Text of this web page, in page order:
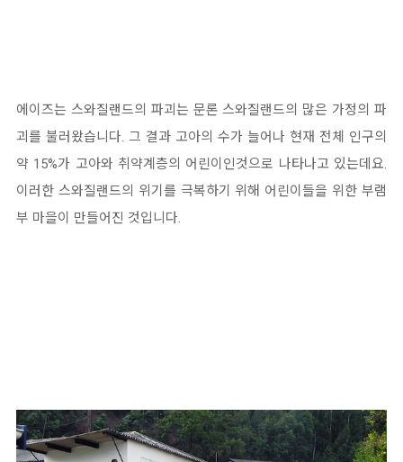
에이즈는 스와질랜드의 파괴는 문론 스와질랜드의 많은 가정의 파
괴를 불러왔습니다. 그 결과 고아의 수가 늘어나 현재 전체 인구의
약 15%가 고아와 취약계층의 어린이인것으로 나타나고 있는데요.
이러한 스와질랜드의 위기를 극복하기 위해 어린이들을 위한 부램
부 마을이 만들어진 것입니다.